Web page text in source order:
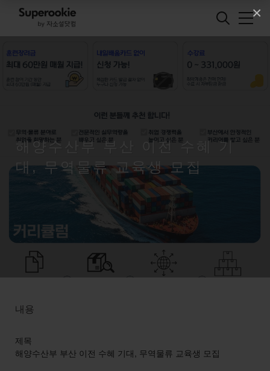
×
해양수산부 부산 이전 수혜 기
대, 무역물류 교육생 모집
내용
제목
해양수산부 부산 이전 수혜 기대, 무역물류 교육생 모집